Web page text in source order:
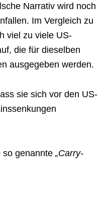
Narrativ wird noch
Im Vergleich zu
viel zu viele US-
die für dieselben
ausgegeben werden.
sie sich vor den US-
so genannte „Carry-